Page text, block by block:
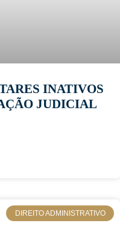
INATIVOS
JUDICIAL
DIREITO ADMINISTRATIVO